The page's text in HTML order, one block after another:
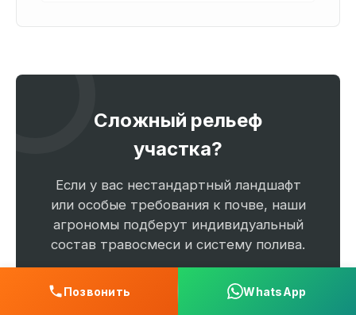
Позвонить WhatsApp
Сложный рельеф
участка?
Если у вас нестандартный ландшафт
или особые требования к почве, наши
агрономы подберут индивидуальный
состав травосмеси и систему полива.
Ландшафтный Проект